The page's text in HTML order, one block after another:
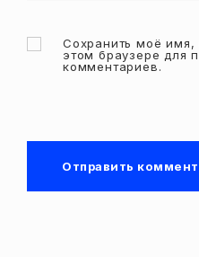
Сохранить моё имя,
этом браузере для
комментариев.